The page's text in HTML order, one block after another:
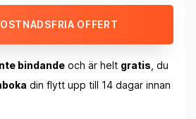
OFFERT
bindande och är helt gratis , du
din flytt upp till 14 dagar innan